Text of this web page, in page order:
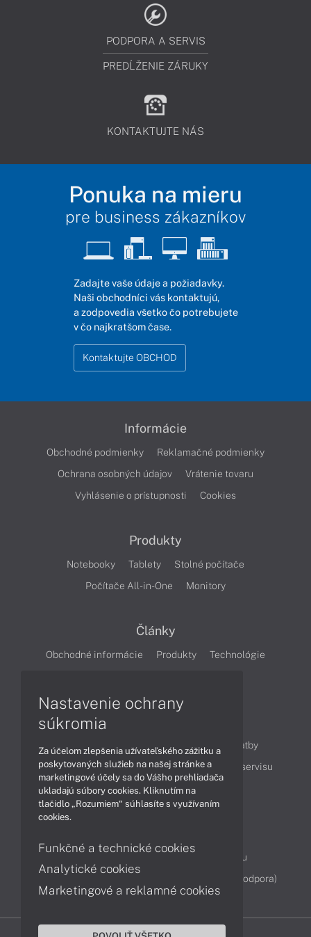
PODPORA A SERVIS
PREDĹŽENIE ZÁRUKY
KONTAKTUJTE NÁS
Ponuka na mieru
pre business zákazníkov
Zadajte vaše údaje a požiadavky.
Naši obchodníci vás kontaktujú,
a zodpovedia všetko čo potrebujete
v čo najkratšom čase.
Kontaktujte OBCHOD
Informácie
Obchodné podmienky
Reklamačné podmienky
Ochrana osobných údajov
Vrátenie tovaru
Vyhlásenie o prístupnosti
Cookies
Produkty
Notebooky Tablety
Stolné počítače
Počítače All-in-One
Monitory
Články
Obchodné informácie Produkty
Technológie
Ako nakupovať
Možnosti doručenia a platby
Podpora a servis
Servisné služby Cenník servisu
Kontakty
Reklamácia tovaru
Diagnostiky online
TeamViewer (vzdialená podpora)
Nastavenie ochrany
súkromia
Za účelom zlepšenia užívateľského zážitku a
poskytovaných služieb na našej stránke a
marketingové účely sa do Vášho prehliadača
ukladajú súbory cookies. Kliknutím na
tlačidlo „Rozumiem“ súhlasíte s využívaním
cookies.
Funkčné a technické cookies
Analytické cookies
Marketingové a reklamné cookies